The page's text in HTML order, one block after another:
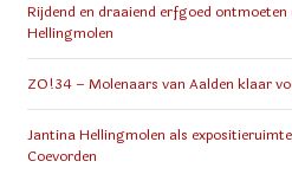
Rijdend en draaiend erfgoed
Hellingmolen
ZO!34 – Molenaars van Aalden klaar
Jantina Hellingmolen als
Coevorden